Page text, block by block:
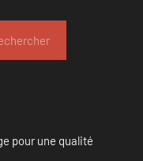
pour une qualité